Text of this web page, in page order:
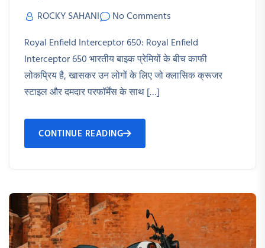
ROCKY SAHANI
No Comments
Royal Enfield Interceptor 650: Royal Enfield
Interceptor 650 भारतीय बाइक प्रेमियों के बीच काफी
लोकप्रिय है, खासकर उन लोगों के लिए जो क्लासिक क्रूजर
स्टाइल और दमदार परफॉर्मेंस के साथ […]
CONTINUE READING